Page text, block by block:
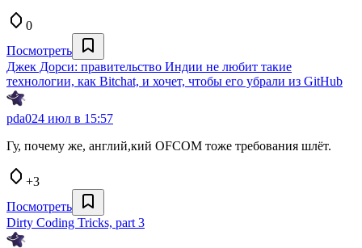
0
Посмотреть
Джек Дорси: правительство Индии не любит такие
технологии, как Bitchat, и хочет, чтобы его убрали из GitHub
pda024 июл в 15:57
Гу, почему же, англий,кий OFCOM тоже требования шлёт.
+3
Посмотреть
Dirty Coding Tricks, part 3